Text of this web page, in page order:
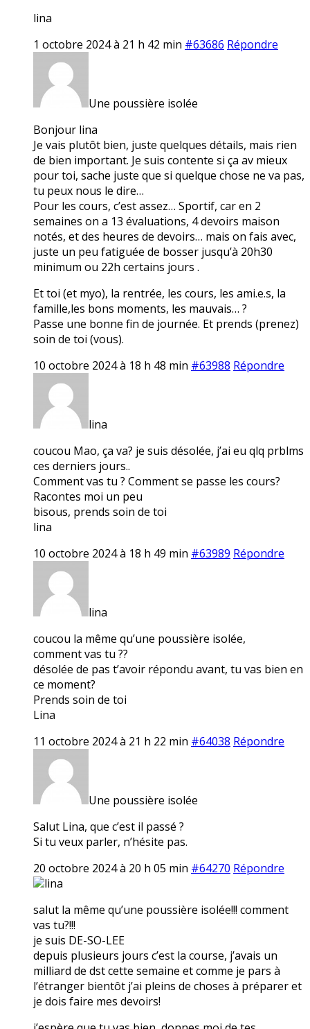
lina
1 octobre 2024 à 21 h 42 min #63686 Répondre
Une poussière isolée
Bonjour lina
Je vais plutôt bien, juste quelques détails, mais rien
de bien important. Je suis contente si ça av mieux
pour toi, sache juste que si quelque chose ne va pas,
tu peux nous le dire…
Pour les cours, c’est assez… Sportif, car en 2
semaines on a 13 évaluations, 4 devoirs maison
notés, et des heures de devoirs… mais on fais avec,
juste un peu fatiguée de bosser jusqu’à 20h30
minimum ou 22h certains jours .
Et toi (et myo), la rentrée, les cours, les ami.e.s, la
famille,les bons moments, les mauvais… ?
Passe une bonne fin de journée. Et prends (prenez)
soin de toi (vous).
10 octobre 2024 à 18 h 48 min #63988 Répondre
lina
coucou Mao, ça va? je suis désolée, j’ai eu qlq prblms
ces derniers jours..
Comment vas tu ? Comment se passe les cours?
Racontes moi un peu
bisous, prends soin de toi
lina
10 octobre 2024 à 18 h 49 min #63989 Répondre
lina
coucou la même qu’une poussière isolée,
comment vas tu ??
désolée de pas t’avoir répondu avant, tu vas bien en
ce moment?
Prends soin de toi
Lina
11 octobre 2024 à 21 h 22 min #64038 Répondre
Une poussière isolée
Salut Lina, que c’est il passé ?
Si tu veux parler, n’hésite pas.
20 octobre 2024 à 20 h 05 min #64270 Répondre
lina
salut la même qu’une poussière isolée!!! comment
vas tu?!!!
je suis DE-SO-LEE
depuis plusieurs jours c’est la course, j’avais un
milliard de dst cette semaine et comme je pars à
l’étranger bientôt j’ai pleins de choses à préparer et
je dois faire mes devoirs!